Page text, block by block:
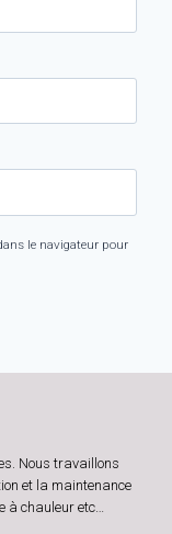
le navigateur pour
Nous travaillons
et la maintenance
à chauleur etc…